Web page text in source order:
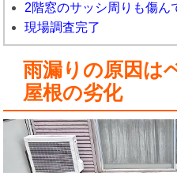
2階窓のサッシ周りも傷ん
現場調査完了
雨漏りの原因は
屋根の劣化